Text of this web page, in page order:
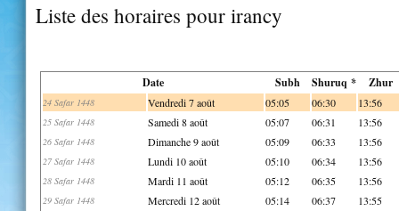
Liste des horaires pour irancy
Date Subh Shuruq * Zhur
24 Safar 1448 Vendredi 7 août 05:05 06:30 13:56
25 Safar 1448 Samedi 8 août 05:07 06:31 13:56
26 Safar 1448 Dimanche 9 août 05:09 06:33 13:56
27 Safar 1448 Lundi 10 août 05:10 06:34 13:56
28 Safar 1448 Mardi 11 août 05:12 06:35 13:56
29 Safar 1448 Mercredi 12 août 05:14 06:37 13:55